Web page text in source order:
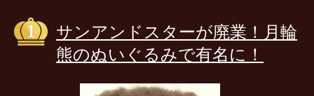
サンアンドスターが廃業！月輪
熊のぬいぐるみで有名に！